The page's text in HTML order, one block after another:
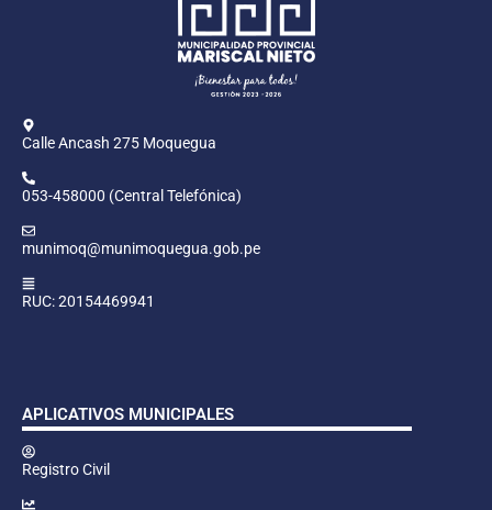
Calle Ancash 275 Moquegua
053-458000 (Central Telefónica)
munimoq@munimoquegua.gob.pe
RUC: 20154469941
APLICATIVOS MUNICIPALES
Registro Civil